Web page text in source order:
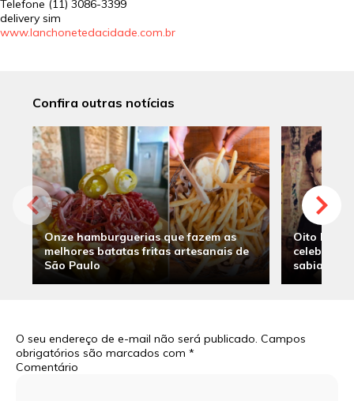
Telefone (11) 3086-3399
delivery sim
www.lanchonetedacidade.com.br
Confira outras notícias
Onze hamburguerias que fazem as
melhores batatas fritas artesanais de
São Paulo
Oito
sabia
O seu endereço de e-mail não será publicado. Campos
obrigatórios são marcados com *
Comentário